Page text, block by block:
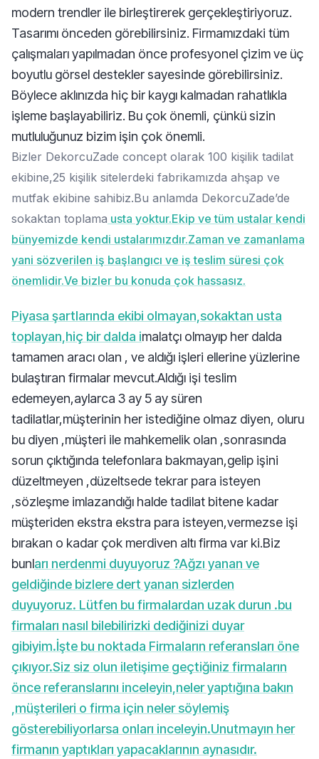
modern trendler ile birleştirerek gerçekleştiriyoruz.
Tasarımı önceden görebilirsiniz. Firmamızdaki tüm
çalışmaları yapılmadan önce profesyonel çizim ve üç
boyutlu görsel destekler sayesinde görebilirsiniz.
Böylece aklınızda hiç bir kaygı kalmadan rahatlıkla
işleme başlayabiliriz. Bu çok önemli, çünkü sizin
mutluluğunuz bizim işin çok önemli.
Bizler DekorcuZade concept olarak 100 kişilik tadilat
ekibine,25 kişilik sitelerdeki fabrikamızda ahşap ve
mutfak ekibine sahibiz.Bu anlamda DekorcuZade’de
sokaktan toplama usta yoktur.Ekip ve tüm ustalar kendi
bünyemizde kendi ustalarımızdır.Zaman ve zamanlama
yani sözverilen iş başlangıcı ve iş teslim süresi çok
önemlidir.Ve bizler bu konuda çok hassasız.
Piyasa şartlarında ekibi olmayan,sokaktan usta
toplayan,hiç bir dalda imalatçı olmayıp her dalda
tamamen aracı olan , ve aldığı işleri ellerine yüzlerine
bulaştıran firmalar mevcut.Aldığı işi teslim
edemeyen,aylarca 3 ay 5 ay süren
tadilatlar,müşterinin her istediğine olmaz diyen, oluru
bu diyen ,müşteri ile mahkemelik olan ,sonrasında
sorun çıktığında telefonlara bakmayan,gelip işini
düzeltmeyen ,düzeltsede tekrar para isteyen
,sözleşme imlazandığı halde tadilat bitene kadar
müşteriden ekstra ekstra para isteyen,vermezse işi
bırakan o kadar çok merdiven altı firma var ki.Biz
bunları nerdenmi duyuyoruz ?Ağzı yanan ve
geldiğinde bizlere dert yanan sizlerden
duyuyoruz. Lütfen bu firmalardan uzak durun .bu
firmaları nasıl bilebilirizki dediğinizi duyar
gibiyim.İşte bu noktada Firmaların referansları öne
çıkıyor.Siz siz olun iletişime geçtiğiniz firmaların
önce referanslarını inceleyin,neler yaptığına bakın
,müşterileri o firma için neler söylemiş
gösterebiliyorlarsa onları inceleyin.Unutmayın her
firmanın yaptıkları yapacaklarının aynasıdır.